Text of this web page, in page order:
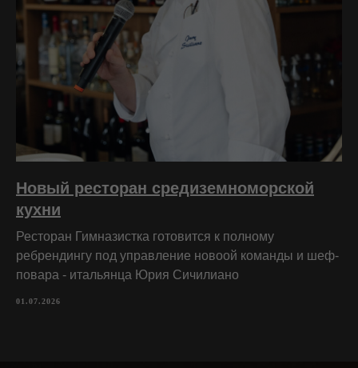
Новый ресторан средиземноморской
кухни
Ресторан Гимназистка готовится к полному
ребрендингу под управление новоой команды и шеф-
повара - итальянца Юрия Сичилиано
01.07.2026